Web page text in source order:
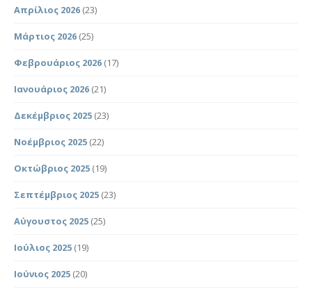
Απρίλιος 2026 (23)
Μάρτιος 2026 (25)
Φεβρουάριος 2026 (17)
Ιανουάριος 2026 (21)
Δεκέμβριος 2025 (23)
Νοέμβριος 2025 (22)
Οκτώβριος 2025 (19)
Σεπτέμβριος 2025 (23)
Αύγουστος 2025 (25)
Ιούλιος 2025 (19)
Ιούνιος 2025 (20)